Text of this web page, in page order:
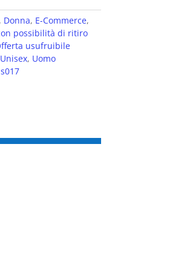
, Donna, E-Commerce,
possibilità di ritiro
usufruibile
Unisex, Uomo
s017